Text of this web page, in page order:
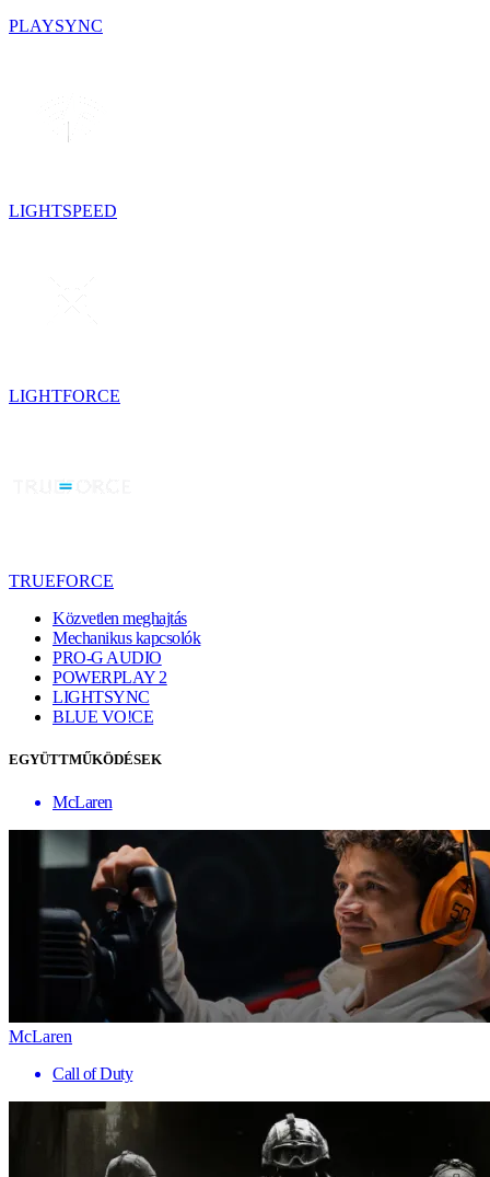
PLAYSYNC
LIGHTSPEED
LIGHTFORCE
TRUEFORCE
Közvetlen meghajtás
Mechanikus kapcsolók
PRO-G AUDIO
POWERPLAY 2
LIGHTSYNC
BLUE VO!CE
EGYÜTTMŰKÖDÉSEK
McLaren
McLaren
Call of Duty